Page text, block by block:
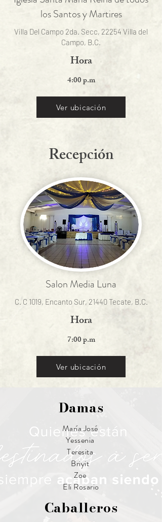
los Santos y Martires
Villa Del Campo 2da. Secc, 22254 Villa del
Campo, B.C.
Hora
4:00 p.m
Ver ubicación
Recepción
Salon Media Luna
C. C 1019, Encanto Sur, 21440 Tecate, B.C.
Hora
7:00 p.m
Ver ubicación
Damas
María José
Yessenia
Teresita
Briyit
Zoe
Eli Rosario
Caballeros